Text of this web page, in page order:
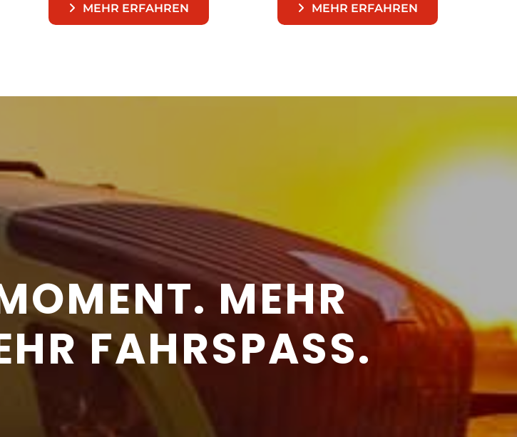
MEHR ERFAHREN MEHR ERFAHREN
MEHR
FAHRSPASS.